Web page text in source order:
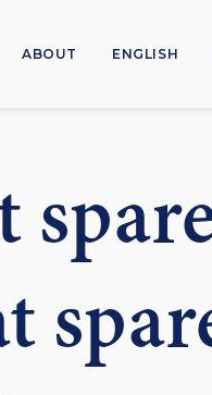
ABOUT ENGLISH